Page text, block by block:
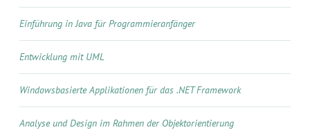
Einführung in Java für Programmieranfänger
Entwicklung mit UML
Windowsbasierte Applikationen für das .NET Framework
Analyse und Design im Rahmen der Objektorientierung